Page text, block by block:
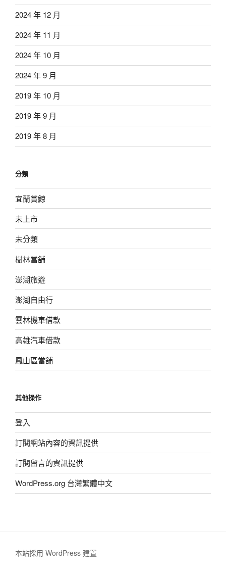
2024 年 12 月
2024 年 11 月
2024 年 10 月
2024 年 9 月
2019 年 10 月
2019 年 9 月
2019 年 8 月
分類
宜蘭賞鯨
未上市
未分類
樹林當舖
澎湖旅遊
澎湖自由行
雲林機車借款
高雄汽車借款
鳳山區當舖
其他操作
登入
訂閱網站內容的資訊提供
訂閱留言的資訊提供
WordPress.org 台灣繁體中文
本站採用 WordPress 建置